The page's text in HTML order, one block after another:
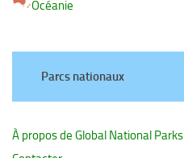
Océanie
Parcs nationaux
À propos de Global National Parks